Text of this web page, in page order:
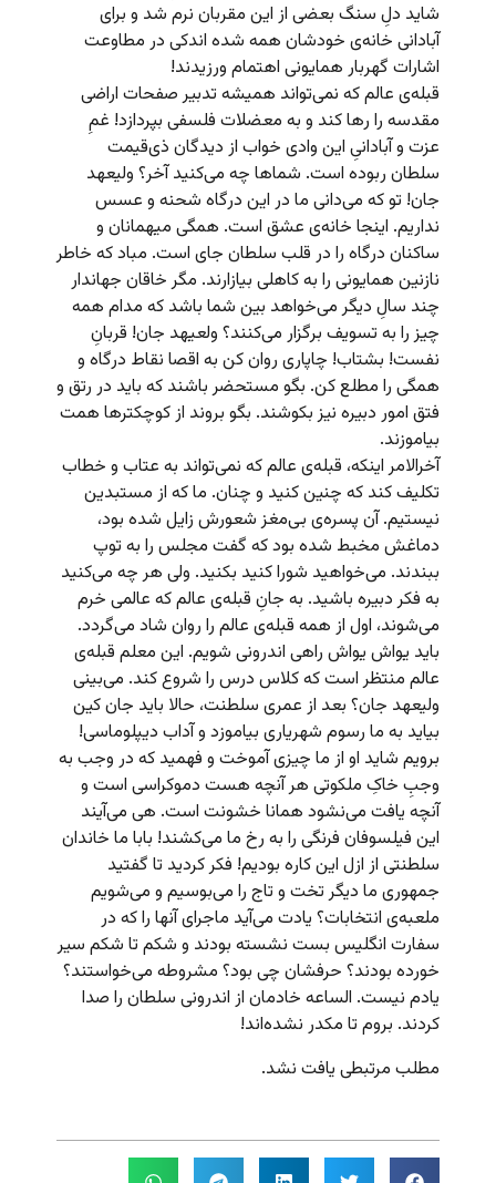
شاید دلِ سنگ بعضی از این مقربان نرم شد و برای
آبادانی خانه‌ی خودشان همه شده اندکی در مطاوعت
اشارات گهربار همایونی اهتمام ورزیدند!
قبله‌ی عالم که نمی‌تواند همیشه تدبیر صفحات اراضی
مقدسه را رها کند و به معضلات فلسفی بپردازد! غمِ
عزت و آبادانیِ این وادی خواب از دیدگان ذی‌قیمت
سلطان ربوده است. شماها چه می‌کنید آخر؟ ولیعهد
جان! تو که می‌دانی ما در این درگاه شحنه و عسس
نداریم. اینجا خانه‌ی عشق است. همگی میهمانان و
ساکنان درگاه را در قلب سلطان جای است. مباد که خاطر
نازنین همایونی را به کاهلی بیازارند. مگر خاقان جهاندار
چند سالِ دیگر می‌خواهد بین شما باشد که مدام همه
چیز را به تسویف برگزار می‌کنند؟ ولعیهد جان! قربانِ
نفست! بشتاب! چاپاری روان کن به اقصا نقاط درگاه و
همگی را مطلع کن. بگو مستحضر باشند که باید در رتق و
فتق امور دبیره نیز بکوشند. بگو بروند از کوچکترها همت
بیاموزند.
آخرالامر اینکه، قبله‌ی عالم که نمی‌تواند به عتاب و خطاب
تکلیف کند که چنین کنید و چنان. ما که از مستبدین
نیستیم. آن پسره‌ی بی‌مغز شعورش زایل شده بود،
دماغش مخبط شده بود که گفت مجلس را به توپ
ببندند. می‌خواهید شورا کنید بکنید. ولی هر چه می‌کنید
به فکر دبیره باشید. به جانِ قبله‌ی عالم که عالمی خرم
می‌شوند، اول از همه قبله‌ی عالم را روان شاد می‌گردد.
باید یواش یواش راهی اندرونی شویم. این معلم قبله‌ی
عالم منتظر است که کلاس درس را شروع کند. می‌بینی
ولیعهد جان؟ بعد از عمری سلطنت، حالا باید جان کین
بیاید به ما رسوم شهریاری بیاموزد و آداب دیپلوماسی!
برویم شاید او از ما چیزی آموخت و فهمید که در وجب به
وجبِ خاکِ ملکوتی هر آنچه هست دموکراسی است و
آنچه یافت می‌نشود همانا خشونت است. هی می‌آیند
این فیلسوفان فرنگی را به رخ ما می‌کشند! بابا ما خاندان
سلطنتی از ازل این کاره بودیم! فکر کردید تا گفتید
جمهوری ما دیگر تخت و تاج را می‌بوسیم و می‌شویم
ملعبه‌ی انتخابات؟ یادت می‌آید ماجرای آنها را که در
سفارت انگلیس بست نشسته بودند و شکم تا شکم سیر
خورده بودند؟ حرفشان چی بود؟ مشروطه می‌خواستند؟
یادم نیست. الساعه خادمان از اندرونی سلطان را صدا
کردند. بروم تا مکدر نشده‌اند!
مطلب مرتبطی یافت نشد.